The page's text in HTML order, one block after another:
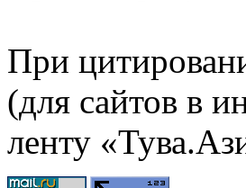
При
(для сайтов в
ленту